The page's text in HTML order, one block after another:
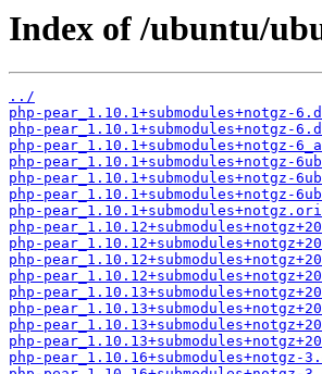
Index of /ubuntu/
../
php-pear_1.10.1+submodules+notgz-
php-pear_1.10.1+submodules+notgz-
php-pear_1.10.1+submodules+notgz-
php-pear_1.10.1+submodules+notgz-
php-pear_1.10.1+submodules+notgz-
php-pear_1.10.1+submodules+notgz-
php-
php-
php-
php-
php-
php-
php-
php-
php-
php-